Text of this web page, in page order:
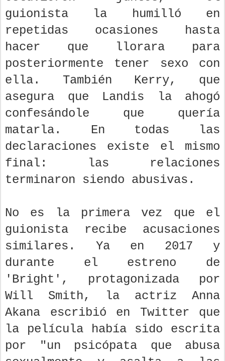
guionista la humilló en
repetidas ocasiones hasta
hacer que llorara para
posteriormente tener sexo con
ella. También Kerry, que
asegura que Landis la ahogó
confesándole que quería
matarla. En todas las
declaraciones existe el mismo
final: las relaciones
terminaron siendo abusivas.
No es la primera vez que el
guionista recibe acusaciones
similares. Ya en 2017 y
durante el estreno de
'Bright', protagonizada por
Will Smith, la actriz Anna
Akana escribió en Twitter que
la película había sido escrita
por "un psicópata que abusa